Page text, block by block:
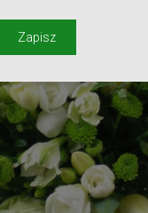
Zapisz